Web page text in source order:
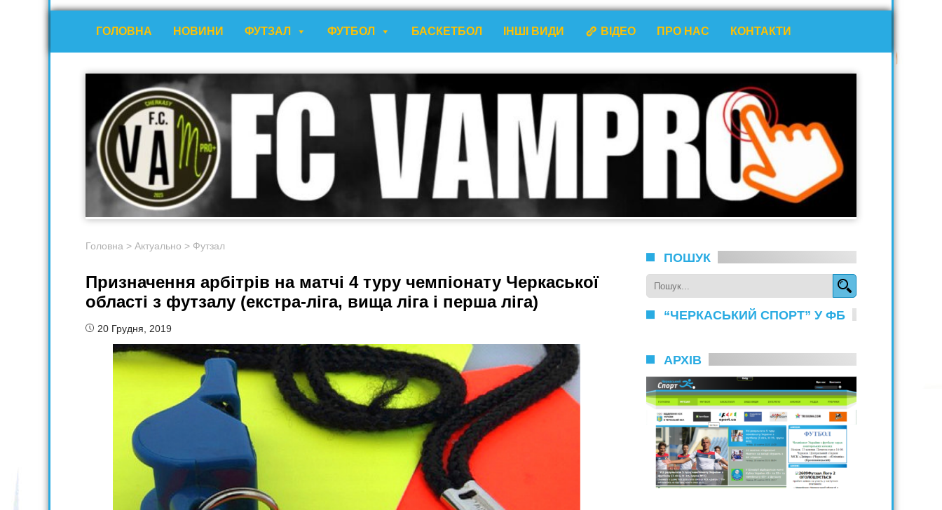
ГОЛОВНА НОВИНИ ФУТЗАЛ ФУТБОЛ БАСКЕТБОЛ ІНШІ ВИДИ ВІДЕО ПРО НАС КОНТАКТИ
Головна > Актуально > Футзал
Призначення арбітрів на матчі 4 туру чемпіонату Черкаської
області з футзалу (екстра-ліга, вища ліга і перша ліга)
20 Грудня, 2019
ПОШУК
“ЧЕРКАСЬКИЙ СПОРТ” У ФБ
АРХІВ